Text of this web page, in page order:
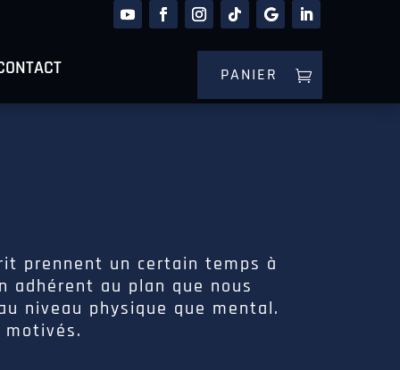
PANIER
prennent un certain temps à
adhérent au plan que nous
niveau physique que mental.